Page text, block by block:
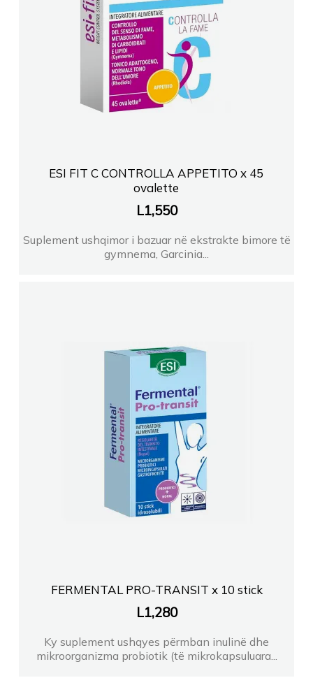
ESI FIT C CONTROLLA APPETITO x 45
ovalette
L1,550
Suplement ushqimor i bazuar në ekstrakte bimore të
gymnema, Garcinia...
FERMENTAL PRO-TRANSIT x 10 stick
L1,280
Ky suplement ushqyes përmban inulinë dhe
mikroorganizma probiotik (të mikrokapsuluara...